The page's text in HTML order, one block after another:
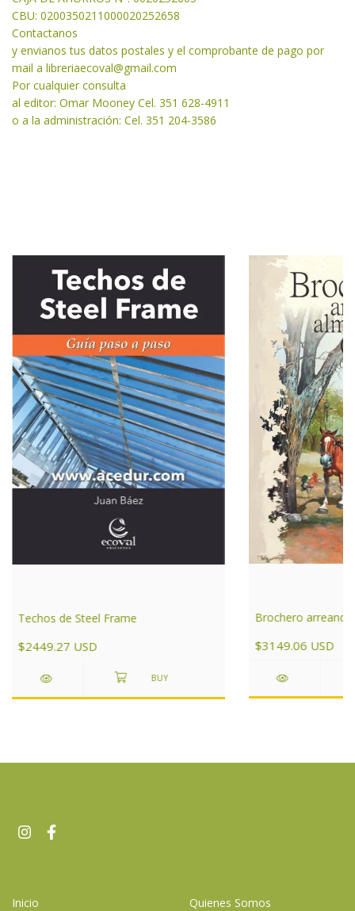
CBU: 0200350211000020252658
Contactanos
y envianos tus datos postales y el comprobante de pago por
mail a libreriaecoval@gmail.com
Por cualquier consulta
al editor: Omar Mooney Cel. 351 628-4911
o a la administración: Cel. 351 204-3586
Techos de Steel Frame
$2449.27 USD
Brochero
$3149.06 USD
Inicio Quienes Somos